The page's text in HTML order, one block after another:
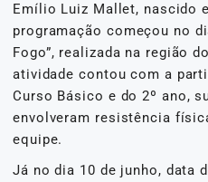
Emílio Luiz Mallet, nascido
programação começou no
Fogo”, realizada na região
atividade contou com a
Curso Básico e do 2º ano,
envolveram resistência
equipe.
Já no dia 10 de junho, data